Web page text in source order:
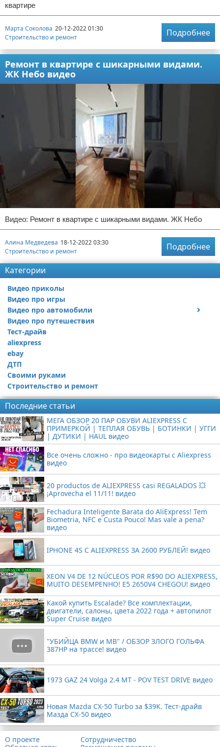
квартире
Марта Соколова 20-12-2022 01:30
Строительство и ремонт
Подробнее
Ремонт в квартире с шикарными видами.
ЖК Небо видео
Видео: Ремонт в квартире с шикарными видами. ЖК Небо
Алина Медведева 18-12-2022 03:30
Строительство и ремонт
Подробнее
Категории
Видео приколы
Видео про игры
Видео про автомобили
Ремонт автомобиля
Видео про путешествия
Тест-драйв
aliexpress
ebay
ДТП
Своими руками
Строительство и ремонт
Последние статьи
МЕГА ОБЗОР 20 ПАР ОБУВИ ALIEXPRESS С
ПРИМЕРКОЙ | ТЕПЛАЯ ОБУВЬ | БОТИНКИ | УГГИ
| ДУТИКИ | HAUL видео
Все очень сложно - про видеокарты с Aliexpress
видео
20 productos de ALIEXPRESS casi REGALADOS 💥
¡Aprovecha el 11/11! видео
Fechadura Inteligente Barata do AliExpress! Tem
Biometria, NFC e Custa Pouco! Mas vale a pena?
видео
IPHONE 4S С ALIEXPRESS ЗА 2600 РУБЛЕЙ! видео
XEON V4 DE 12 NÚCLEOS POR R$90 DO ALIEXPRESS,
MUITO DESEMPENHO! E5 2650V4 CHEGOU! видео
Какой купить Escalade? Все комплектации,
двигатели, салоны, цвета 2022 года + автопилот
Super Cruise видео
"УБИЙЦА BMW и MB" / ОБЗОР ЗЛОГО ГОЛЬФА
387HP на трассе! видео
1973 GAZ 24 Volga 2.4 MT - POV TEST DRIVE видео
Новая Mazda CX-50 Turbo за $39K. Тест-драйв
Мазда CX-50 видео
О проекте
Сотрудничество